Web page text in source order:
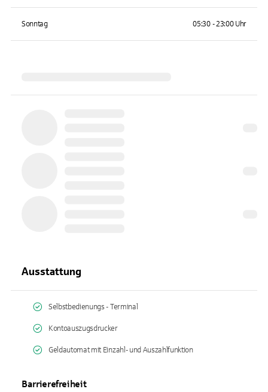
Sonntag 05:30 - 23:00 Uhr
Ausstattung
Selbstbedienungs - Terminal
Kontoauszugsdrucker
Geldautomat mit Einzahl- und Auszahlfunktion
Barrierefreiheit